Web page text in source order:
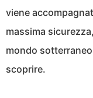
viene
massima
mondo
scoprire.